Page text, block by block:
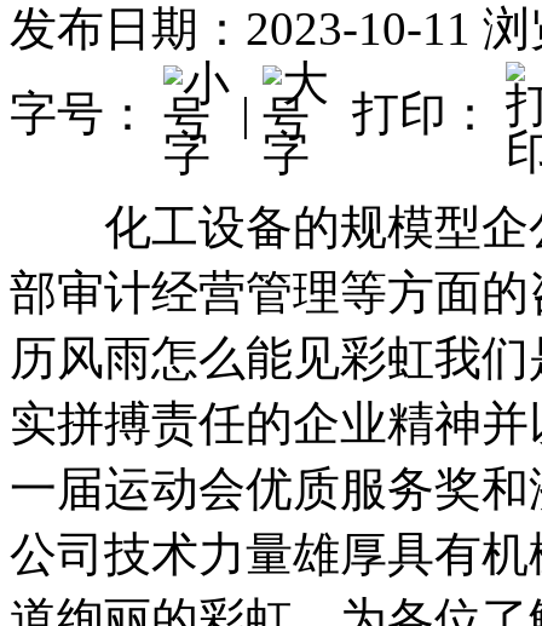
发布日期：2023-10-11 浏
字号：
| 打印：
化工设备的规模型企
部审计经营管理等方面
历风雨怎么能见彩虹我
实拼搏责任的企业精神
一届运动会优质服务奖
公司技术力量雄厚具有